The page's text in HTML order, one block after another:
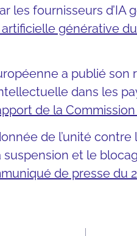
les fournisseurs d’IA
générative
a publié
dans les
de la
de l’unité
suspension et le
de presse du